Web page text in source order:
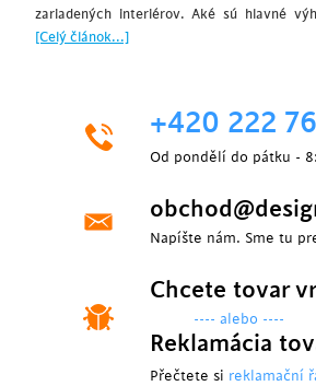
zariadených interiérov. Aké sú hlavné
[Celý článok...]
+420 222
Od pondělí do pátku -
Napíšte nám. Sme tu
Chcete tovar
---- alebo ----
Reklamácia
Přečtete si reklamační